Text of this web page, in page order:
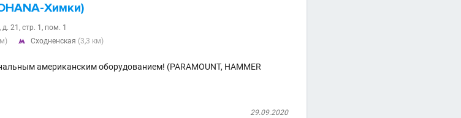
Химки)
21, стр. 1, пом. 1
 Сходненская (3,3 км)
американским оборудованием! (PARAMOUNT, HAMMER
29.09.2020